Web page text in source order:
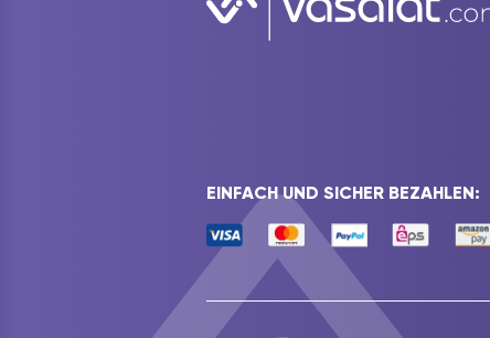
EINFACH UND SICHER BEZAHLEN: